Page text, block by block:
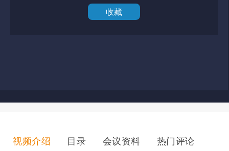
收藏
视频介绍 目录 会议资料 热门评论